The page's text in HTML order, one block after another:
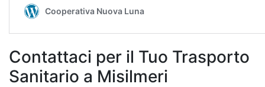
Contattaci per il Tuo Trasporto
Sanitario a Misilmeri